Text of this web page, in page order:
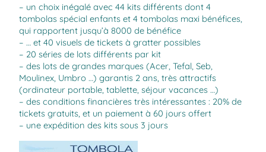
– un choix inégalé avec 44 kits différents dont 4
tombolas spécial enfants et 4 tombolas maxi bénéfices,
qui rapportent jusqu’à 8000 de bénéfice
– … et 40 visuels de tickets à gratter possibles
– 20 séries de lots différents par kit
– des lots de grandes marques (Acer, Tefal, Seb,
Moulinex, Umbro …) garantis 2 ans, très attractifs
(ordinateur portable, tablette, séjour vacances …)
– des conditions financières très intéressantes : 20% de
tickets gratuits, et un paiement à 60 jours offert
– une expédition des kits sous 3 jours